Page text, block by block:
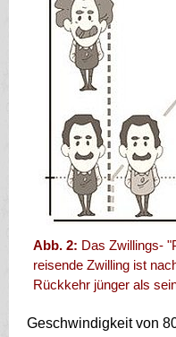
Abb. 2: Das Zwillings-
reisende Zwilling ist
Rückkehr jünger als
Geschwindigkeit von